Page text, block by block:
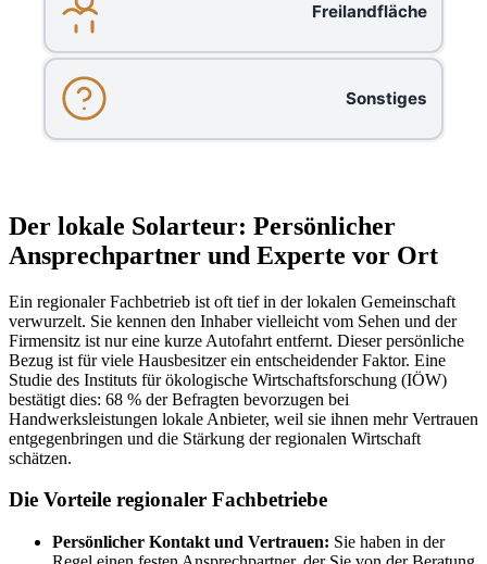
Freilandfläche
Sonstiges
Der lokale Solarteur: Persönlicher
Ansprechpartner und Experte vor Ort
Ein regionaler Fachbetrieb ist oft tief in der lokalen Gemeinschaft
verwurzelt. Sie kennen den Inhaber vielleicht vom Sehen und der
Firmensitz ist nur eine kurze Autofahrt entfernt. Dieser persönliche
Bezug ist für viele Hausbesitzer ein entscheidender Faktor. Eine
Studie des Instituts für ökologische Wirtschaftsforschung (IÖW)
bestätigt dies: 68 % der Befragten bevorzugen bei
Handwerksleistungen lokale Anbieter, weil sie ihnen mehr Vertrauen
entgegenbringen und die Stärkung der regionalen Wirtschaft
schätzen.
Die Vorteile regionaler Fachbetriebe
Persönlicher Kontakt und Vertrauen: Sie haben in der